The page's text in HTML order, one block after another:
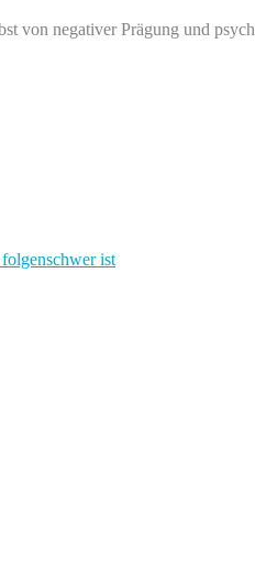
von negativer Prägung und
ist